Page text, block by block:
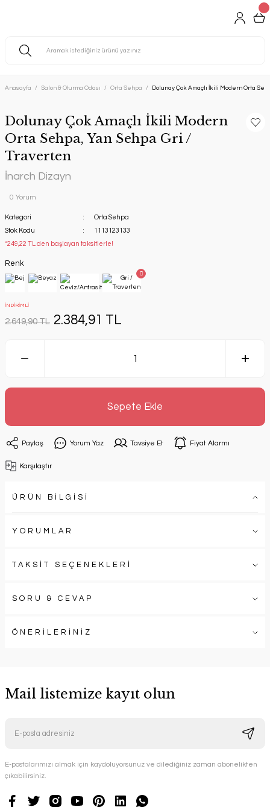
Anasayfa Salon & Oturma Odası Orta Sehpa Dolunay Çok Amaçlı İkili Modern Orta
Dolunay Çok Amaçlı İkili Modern
Orta Sehpa, Yan Sehpa Gri /
Traverten
İnarch Dizayn
0 Yorum
Kategori
Orta Sehpa
Stok Kodu
1113123133
*249,22 TL den başlayan taksitlerle!
Renk
İNDİRİMLİ
2.649,90 TL 2.384,91 TL
Sepete Ekle
Paylaş Yorum Yaz Tavsiye Et Fiyat Alarmı
Karşılaştır
ÜRÜN BİLGİSİ
YORUMLAR
TAKSİT SEÇENEKLERİ
SORU & CEVAP
ÖNERİLERİNİZ
Mail listemize kayıt olun
E-postalarımızı almak için kaydoluyorsunuz ve dilediğiniz zaman abonelikten
çıkabilirsiniz.